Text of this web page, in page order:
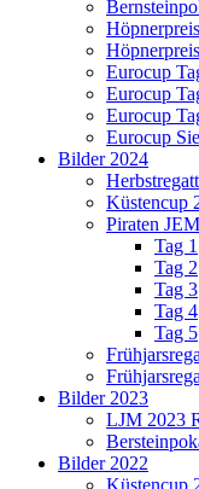
Eurocup
Eurocup
Eurocup
Eurocup
Bilder 2024
Küstencup
Piraten
Tag 1
Tag 2
Tag 3
Tag 4
Tag 5
Bilder 2023
LJM 2023
Bilder 2022
Küstencup